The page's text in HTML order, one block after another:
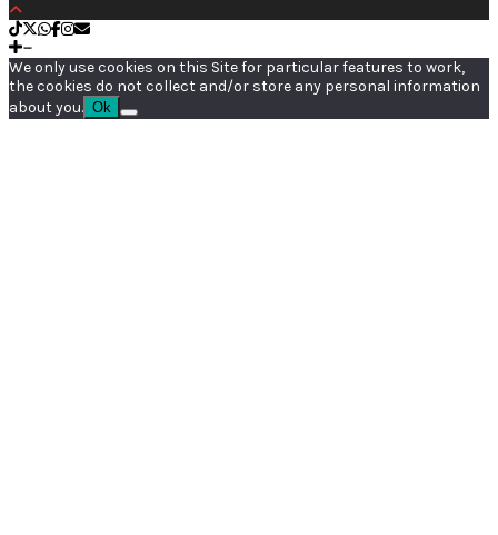
We only use cookies on this Site for particular features to work,
the cookies do not collect and/or store any personal information
about you. Ok